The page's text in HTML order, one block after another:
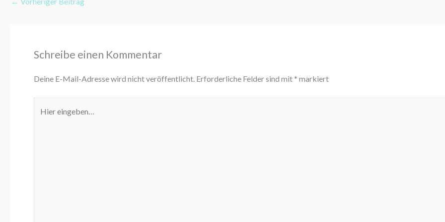
Schreibe einen Kommentar
Deine E-Mail-Adresse wird nicht veröffentlicht. Erforderliche Felder sind mit * markiert
eingeben…